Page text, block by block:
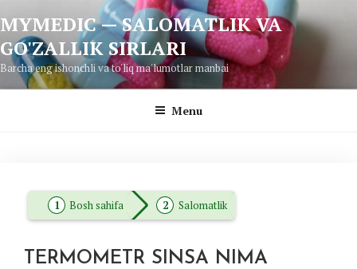
to
content
MYMEDIC — SALOMATLIK VA
GO'ZALLIK SIRLARI
Barcha eng ishonchli va to'liq ma'lumotlar manbai
Menu
Bosh sahifa Salomatlik
TERMOMETR SINSA NIMA